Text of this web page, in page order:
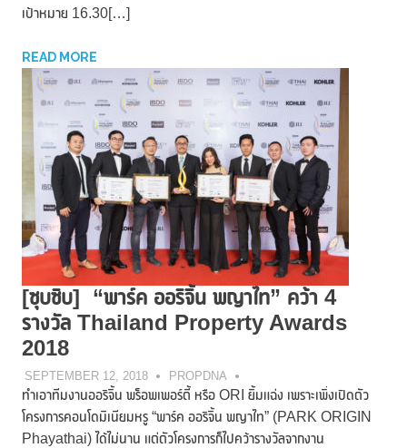
เป้าหมาย 16.30[…]
READ MORE
[ซุบซิบ] “พาร์ค ออริจิ้น พญาไท” คว้า 4
รางวัล Thailand Property Awards
2018
SEPTEMBER 12, 2018 PROPDNA
ทำเอาทีมงานออริจิ้น พร็อพเพอร์ตี้ หรือ ORI ยิ้มแฉ่ง เพราะเพิ่งเปิดตัว
โครงการคอนโดมิเนียมหรู “พาร์ค ออริจิ้น พญาไท” (PARK ORIGIN
Phayathai) ได้ไม่นาน แต่ตัวโครงการก็ไปคว้ารางวัลจากงาน